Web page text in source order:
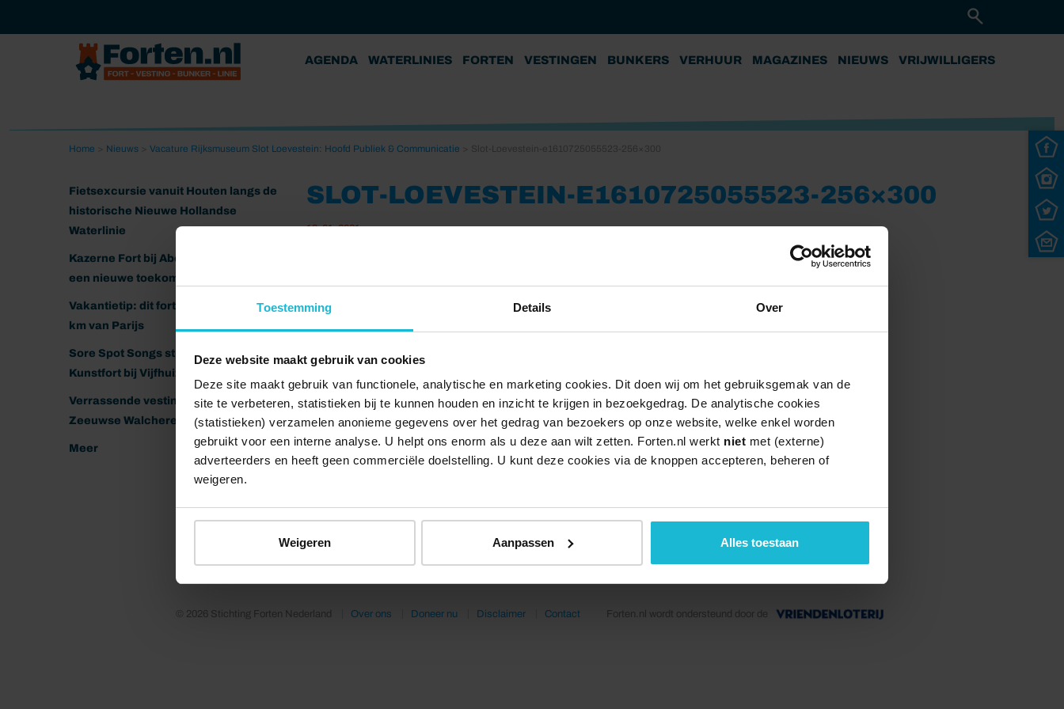
Toestemming Details Over
Deze website maakt gebruik van cookies
Deze site maakt gebruik van functionele, analytische en marketing cookies. Dit doen wij om het gebruiksgemak van de
site te verbeteren, statistieken bij te kunnen houden en inzicht te krijgen in bezoekgedrag. De analytische cookies
(statistieken) verzamelen anonieme gegevens over het gedrag van bezoekers op onze website, welke enkel worden
gebruikt voor een interne analyse. U helpt ons enorm als u deze aan wilt zetten. Forten.nl werkt niet met (externe)
adverteerders en heeft geen commerciële doelstelling. U kunt deze cookies via de knoppen accepteren, beheren of
weigeren.
Weigeren Aanpassen Alles toestaan
AGENDA WATERLINIES FORTEN VESTINGEN BUNKERS VERHUUR MAGAZINES NIEUWS VRIJWILLIGERS
Home Nieuws Vacature Rijksmuseum Slot Loevestein: Hoofd Publiek & Communicatie
Fietsexcursie vanuit Houten langs de
historische Nieuwe Hollandse
Waterlinie
Kazerne Fort bij Abcoude klaar voor
een nieuwe toekomst
Vakantietip: dit fort ligt nog geen 20
km van Parijs
Sore Spot Songs strijkt neer op het
Kunstfort bij Vijfhuizen
Verrassende vestingen van het
Zeeuwse Walcheren
Meer
SLOT-LOEVESTEIN-E1610725055523-256×300
19-01-2021
© 2026 Stichting Forten Nederland Over ons Doneer nu Disclaimer Contact Forten.nl wordt ondersteund door de